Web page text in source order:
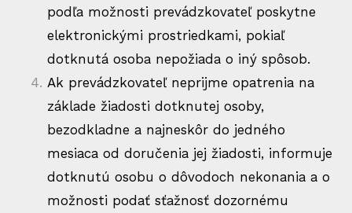
podľa možnosti prevádzkovateľ poskytne
elektronickými prostriedkami, pokiaľ
dotknutá osoba nepožiada o iný spôsob.
Ak prevádzkovateľ neprijme opatrenia na
základe žiadosti dotknutej osoby,
bezodkladne a najneskôr do jedného
mesiaca od doručenia jej žiadosti, informuje
dotknutú osobu o dôvodoch nekonania a o
možnosti podať sťažnosť dozornému